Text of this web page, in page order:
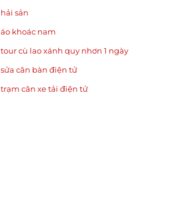
hải sản
áo khoác nam
tour cù lao xánh quy nhơn 1 ngày
sửa cân bàn điện tử
trạm cân xe tải điện tử